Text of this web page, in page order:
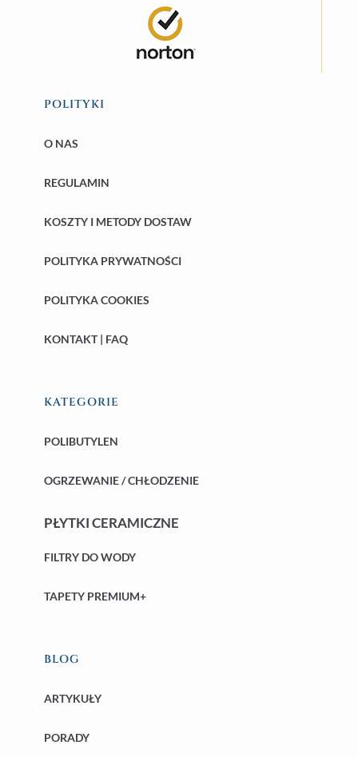
POLITYKI
O NAS
REGULAMIN
KOSZTY I METODY DOSTAW
POLITYKA PRYWATNOŚCI
POLITYKA COOKIES
KONTAKT | FAQ
KATEGORIE
POLIBUTYLEN
OGRZEWANIE / CHŁODZENIE
PŁYTKI CERAMICZNE
FILTRY DO WODY
TAPETY PREMIUM+
BLOG
ARTYKUŁY
PORADY